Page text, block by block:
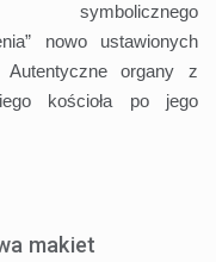
symbolicznego
nowo ustawionych
Autentyczne organy z
kościoła po jego
makiet